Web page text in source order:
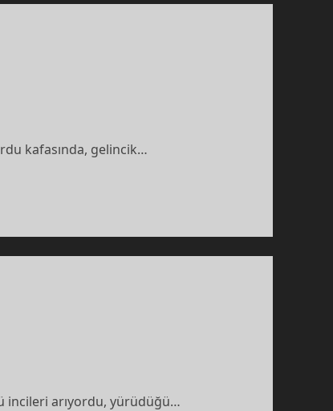
kafasında, gelincik…
incileri arıyordu, yürüdüğü…